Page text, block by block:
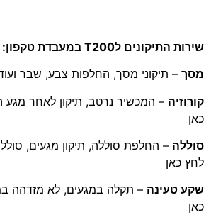
שירות התיקונים לT200 במעבדת טקפון:
מסך – תיקוני מסך, החלפות צבע, שבר
קורוזיה – המכשיר נרטב, תיקון לאחר
כאן
סוללה – החלפת סוללה, תיקון מגעים,
לחץ כאן
שקע טעינה – תקלה במגעים, לא מזדהה
כאן